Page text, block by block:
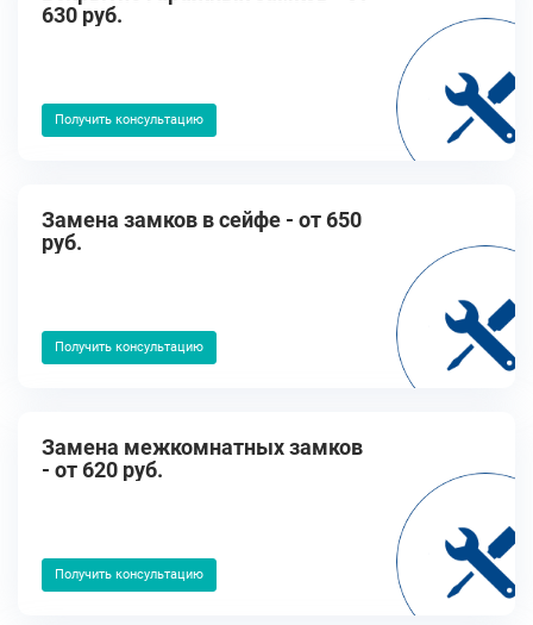
630 руб.
Получить консультацию
Замена замков в сейфе - от 650
руб.
Получить консультацию
Замена межкомнатных замков
- от 620 руб.
Получить консультацию